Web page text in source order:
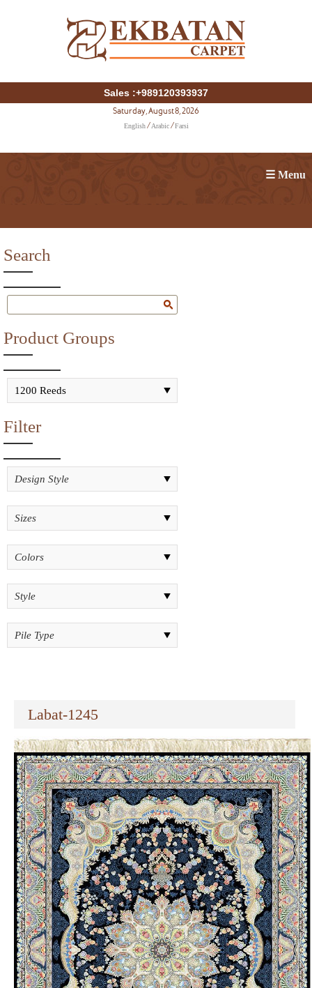
Sales :+989120393937
Saturday, August 8, 2026
English/ Arabic/ Farsi
☰ Menu
Search
Product Groups
Filter
Labat-1245